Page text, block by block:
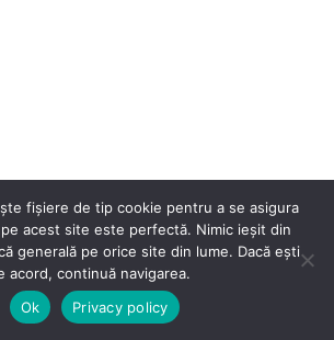
fișiere de tip cookie pentru a se asigura
acest site este perfectă. Nimic ieșit din
generală pe orice site din lume. Dacă ești
acord, continuă navigarea.
Ok
Privacy policy